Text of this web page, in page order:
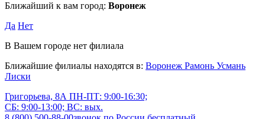
Ближайший к вам город: Воронеж
Да Нет
В Вашем городе нет филиала
Ближайшие филиалы находятся в: Воронеж Рамонь Усмань
Лиски
Григорьева, 8А ПН-ПТ: 9:00-16:30;
СБ: 9:00-13:00; ВС: вых.